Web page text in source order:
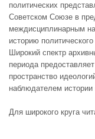
политических
Советском Союзе в
междисциплинарным
историю
Широкий спектр
периода
пространство
наблюдателем
Для широкого круга